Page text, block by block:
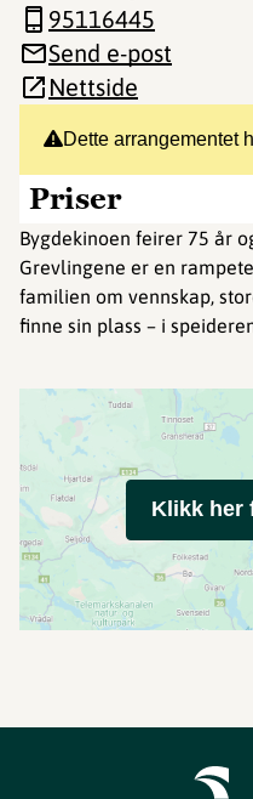
Dette arrangementet
Priser
Bygdekinoen feirer 75 år
Grevlingene er en
familien om vennskap,
finne sin plass – i
95116445
Send e-post
Nettside
Klikk her